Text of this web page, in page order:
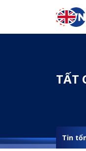
Nhảy đến nội dung
TẤT
Tin